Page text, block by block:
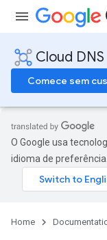
Cloud DNS
Comece sem
O Google usa
idioma de
Home